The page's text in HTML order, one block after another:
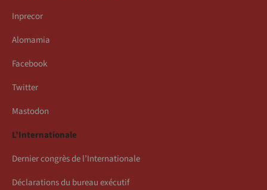
Inprecor
Alomamia
Facebook
Twitter
Mastodon
L’Internationale
Dernier congrès de l’Internationale
Déclarations du bureau exécutif